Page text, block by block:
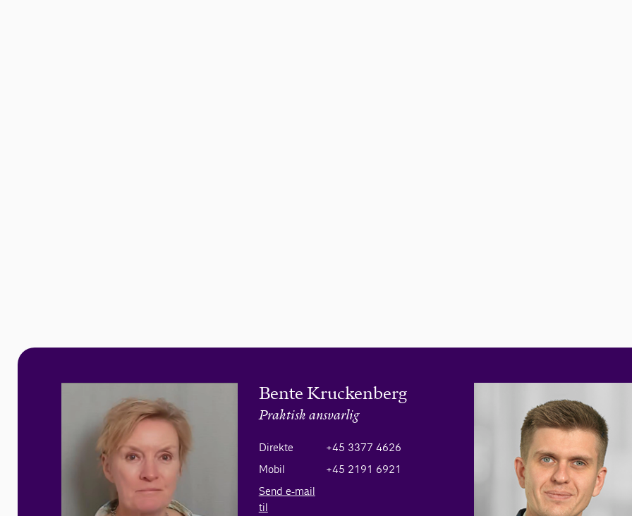
Bente Kruckenberg
Praktisk ansvarlig
Direkte
+45 3377 4626
Mobil
+45 2191 6921
Send e-mail
til